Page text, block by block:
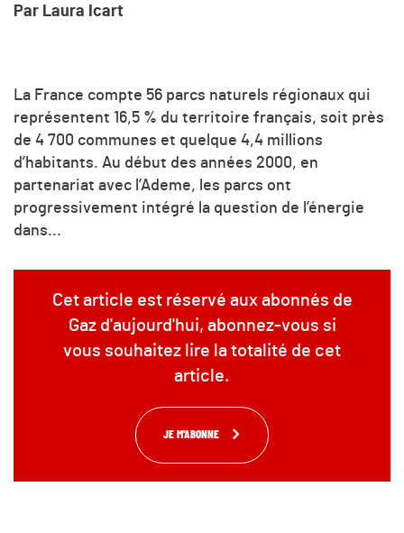
Par Laura Icart
La France compte 56 parcs naturels régionaux qui
représentent 16,5 % du territoire français, soit près
de 4 700 communes et quelque 4,4 millions
d’habitants. Au début des années 2000, en
partenariat avec l’Ademe, les parcs ont
progressivement intégré la question de l’énergie
dans...
Cet article est réservé aux abonnés de
Gaz d'aujourd'hui, abonnez-vous si
vous souhaitez lire la totalité de cet
article.
JE M'ABONNE